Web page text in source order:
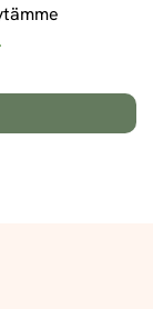
ja maksuehdot